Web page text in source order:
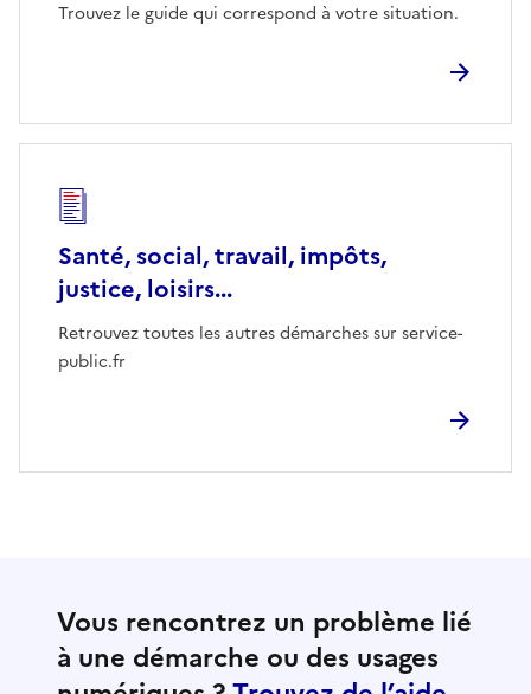
Trouvez le guide qui correspond à votre situation.
Santé, social, travail, impôts,
justice, loisirs...
Retrouvez toutes les autres démarches sur service-
public.fr
Vous rencontrez un problème lié
à une démarche ou des usages